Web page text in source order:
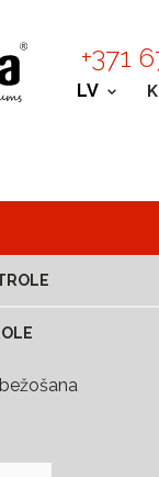
+371
LV